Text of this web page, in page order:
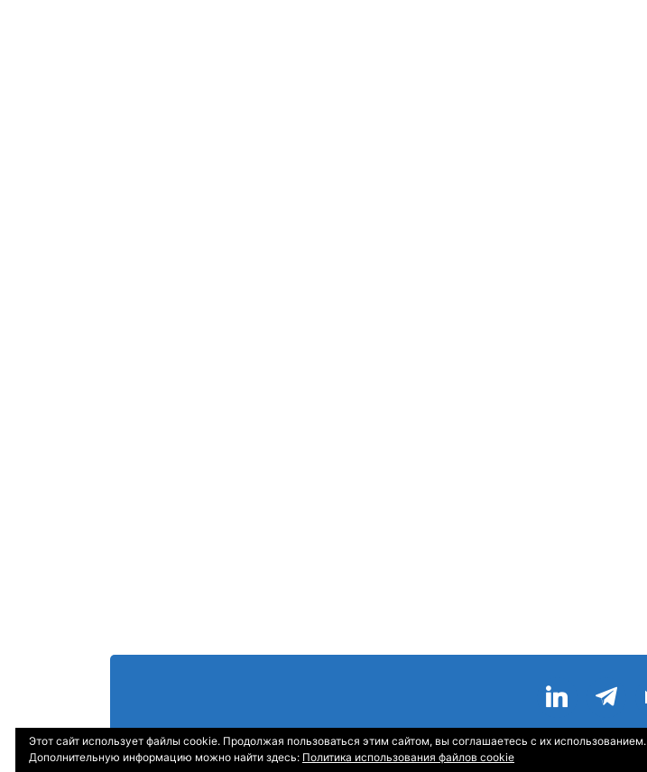
Главная—О Компании—Контакты
Этот сайт использует файлы cookie. Продолжая пользоваться этим сайтом, вы соглашаетесь с их использованием.
Дополнительную информацию можно найти здесь: Политика использования файлов cookie